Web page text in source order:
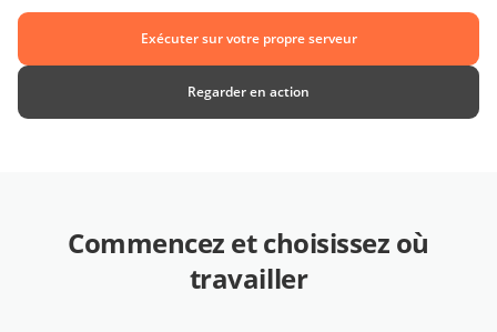
Exécuter sur votre propre serveur
Regarder en action
Commencez et choisissez où
travailler